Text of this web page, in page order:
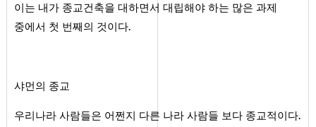
이는 내가 종교건축을 대하면서 대립해야 하는 많은 과제
중에서 첫 번째의 것이다.
샤먼의 종교
우리나라 사람들은 어쩐지 다른 나라 사람들 보다 종교적이다.